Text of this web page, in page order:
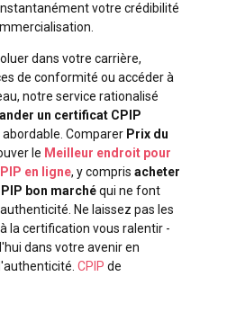
votre crédibilité
dans votre carrière,
de conformité ou accéder à
notre service rationalisé
un certificat CPIP
Comparer Prix du
le Meilleur endroit pour
en ligne, y compris acheter
bon marchéqui ne font
Ne laissez pas les
la certification vous ralentir -
dans votre avenir en
CPIP de